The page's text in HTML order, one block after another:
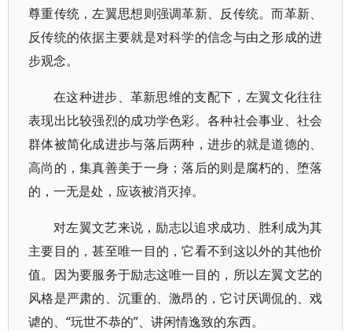
尊重传统，左翼思想则强调革新、反传统。而革新、
反传统的依据主要就是对科学的信念与由之形成的进
步观念。
在这种进步、革新思维的支配下，左翼文化往往
表现出比较强烈的成功学色彩。各种社会事业、社会
群体被简化成进步与落后两种，进步的就是道德的、
高尚的，集真善美于一身；落后的则是腐朽的、堕落
的，一无是处，应该被消灭掉。
对左翼文艺来说，励志以追求成功、胜利成为其
主要目的，甚至唯一目的，它看不到这以外的其他价
值。因为要服务于励志这唯一目的，所以左翼文艺的
风格是严肃的、沉重的、激昂的，它讨厌调侃的、戏
谑的、“玩世不恭的”、讲闲情逸致的东西。